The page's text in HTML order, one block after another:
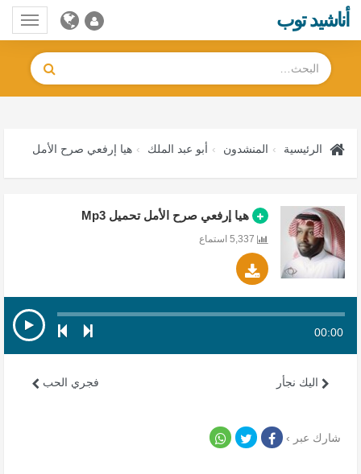
أناشيد توب
الرئيسية المنشدون أبو عبد الملك هيا إرفعي صرح الأمل
هيا إرفعي صرح الأمل تحميل Mp3
00:00
فجري الحب اليك نجأر
شارك عبر ›